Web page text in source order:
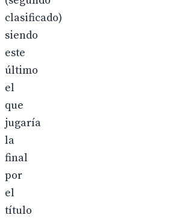
clasificado)
siendo
este
último
el
que
jugaría
la
final
por
el
título